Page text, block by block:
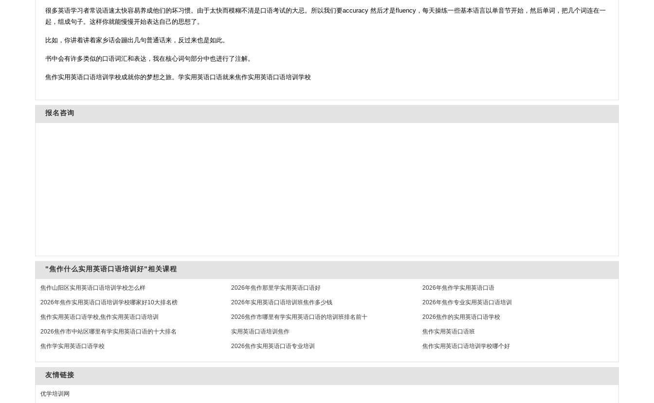
很多英语学习者常说语速太快容易养成他们的坏习惯。由于太快而模糊不清是口语考试的大忌。所以我们要accuracy 然后才是fluency，每天操练一些基本语言以单音节开始，然后单词，把几个词连在一
起，组成句子。这样你就能慢慢开始表达自己的思想了。
比如，你讲着讲着家乡话会蹦出几句普通话来，反过来也是如此。
书中会有许多类似的口语词汇和表达，我在核心词句部分中也进行了注解。
焦作实用英语口语培训学校成就你的梦想之旅。学实用英语口语就来焦作实用英语口语培训学校
报名咨询
"焦作什么实用英语口语培训好"相关课程
焦作山阳区实用英语口语培训学校怎么样 2026年焦作那里学实用英语口语好 2026年焦作学实用英语口语
2026年焦作实用英语口语培训学校哪家好10大排名榜 2026年实用英语口语培训班焦作多少钱 2026年焦作专业实用英语口语培训
焦作实用英语口语学校,焦作实用英语口语培训 2026焦作市哪里有学实用英语口语的培训班排名前十 2026焦作的实用英语口语学校
2026焦作市中站区哪里有学实用英语口语的十大排名 实用英语口语培训焦作 焦作实用英语口语班
焦作学实用英语口语学校 2026焦作实用英语口语专业培训 焦作实用英语口语培训学校哪个好
友情链接
优学培训网